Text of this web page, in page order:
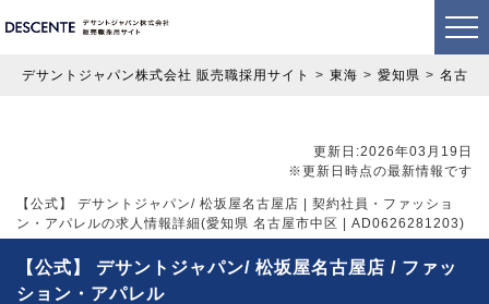
デサントジャパン株式会社 販売職採用サイト 東海 愛知県 名古屋
更新日:2026年03月19日
※更新日時点の最新情報です
【公式】 デサントジャパン/ 松坂屋名古屋店 | 契約社員・ファッショ
ン・アパレルの求人情報詳細(愛知県 名古屋市中区 | AD0626281203)
【公式】 デサントジャパン/ 松坂屋名古屋店 / ファッ
ション・アパレル